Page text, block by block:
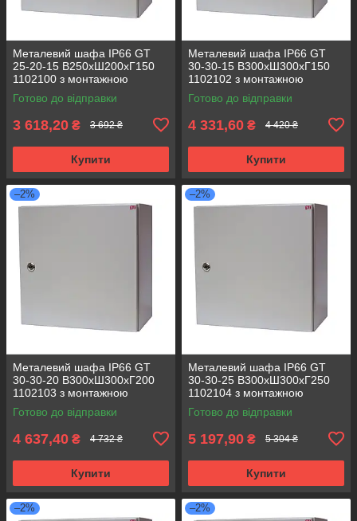
Металевий шафа IP66 GT
25-20-15 В250хШ200хГ150
1102100 з монтажною
панеллю (розподільчий, 1
замок)
Готово до відправки
3 618,20 ₴ 3 692 ₴
Купити
Металевий шафа IP66 GT
30-30-15 В300хШ300хГ150
1102102 з монтажною
панеллю (розподільчий, 1
замок)
Готово до відправки
4 331,60 ₴ 4 420 ₴
Купити
–2%
Металевий шафа IP66 GT
30-30-20 В300хШ300хГ200
1102103 з монтажною
панеллю (розподільчий, 1
замок)
Готово до відправки
4 637,40 ₴ 4 732 ₴
Купити
–2%
Металевий шафа IP66 GT
30-30-25 В300хШ300хГ250
1102104 з монтажною
панеллю (розподільчий, 1
замок)
Готово до відправки
5 197,90 ₴ 5 304 ₴
Купити
–2% –2%